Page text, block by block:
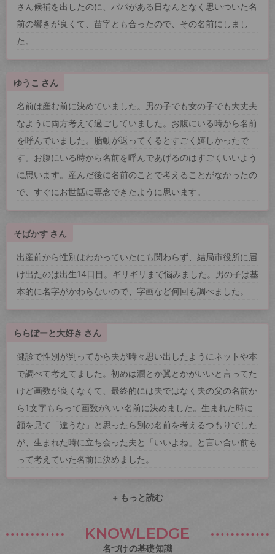
さん候補を出したのに、パパがある日なんとなく思いついた名
前の響きが良くて、苗字とも合ったので、その名前にしまし
た。
ゆうこ さん
名前は産む前に決めていました。男の子でも女の子でも大丈夫
なように両方考えて過ごしていました。お腹にいる時から名前
を呼んでいました。胎動が返ってくるとすごく嬉しかったで
す。お腹にいる時から名前を呼んであげるのはすごくいいよう
に思います。産んだ後に名前のことで考えることがなかったの
で、すぐにお世話に専念できたように思います。
そばかす さん
出産前から性別はわかっていたにも関わらず、結局市役所に届
け出たのは出生14日目。ギリギリまで悩みました。男の子は基
本的に名字がかわらないので、字画など何回も調べました。
ららぽーと大好き さん
健診で性別が判ってから夫が時々思い出したようにネットや本
で調べて考えてました。初めは潤とか翼とかがいいと言ってた
けど画数が良くなくて、最終的には夫ではなく夫の父の名前か
ら1文字もらって画数がいい名前に決めました。生まれた時に
顔を見て「違うな」と思ったら別の名前を考えるつもりでした
が、生まれた時に立ち会った夫と「いいよね」と言い合い前も
って考えていた名前に決めました。
+ もっと読む
KNOWLEDGE
名づけの基礎知識